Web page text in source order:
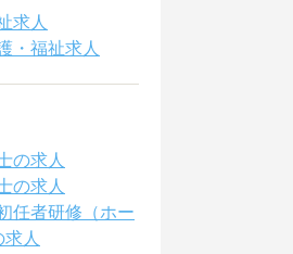
求人
・福祉求人
の求人
の求人
任者研修（ホー
人